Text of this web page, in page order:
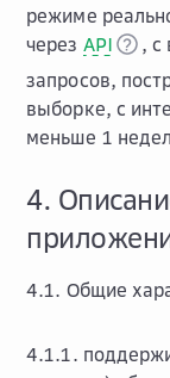
режиме
через API
, с
запросов,
выборке, с
меньше 1
4.
4.1. Общие
4.1.1.